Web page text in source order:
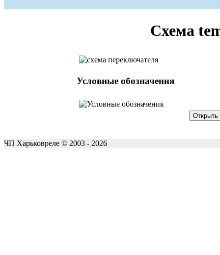
Схема
Условные обозначения
ЧП Харьковреле © 2003 - 2026